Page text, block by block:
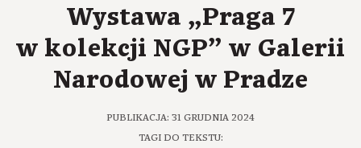
Wystawa „Praga 7
w kolekcji NGP” w Galerii
Narodowej w Pradze
PUBLIKACJA: 31 GRUDNIA 2024
TAGI DO TEKSTU: